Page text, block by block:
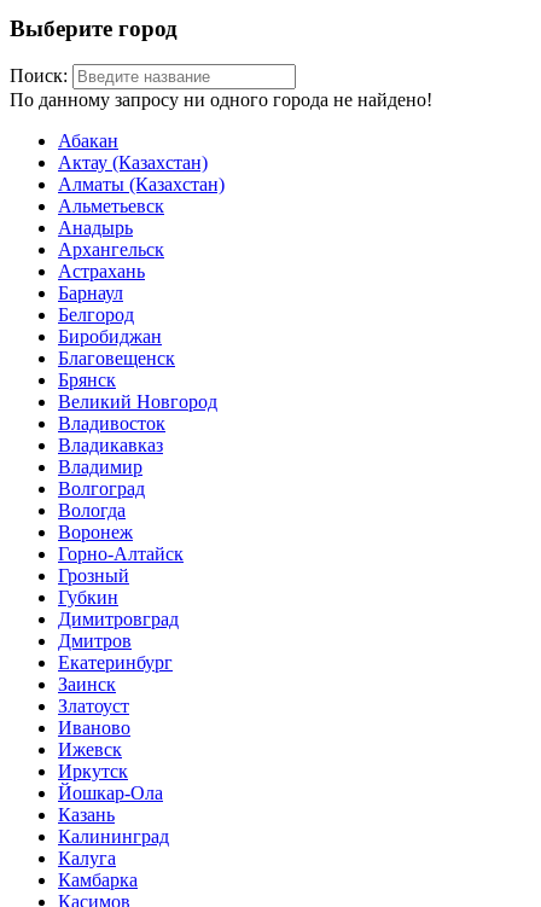
Выберите город
Поиск:
По данному запросу ни одного города не найдено!
Абакан
Актау (Казахстан)
Алматы (Казахстан)
Альметьевск
Анадырь
Архангельск
Астрахань
Барнаул
Белгород
Биробиджан
Благовещенск
Брянск
Великий Новгород
Владивосток
Владикавказ
Владимир
Волгоград
Вологда
Воронеж
Горно-Алтайск
Грозный
Губкин
Димитровград
Дмитров
Екатеринбург
Заинск
Златоуст
Иваново
Ижевск
Иркутск
Йошкар-Ола
Казань
Калининград
Калуга
Камбарка
Касимов